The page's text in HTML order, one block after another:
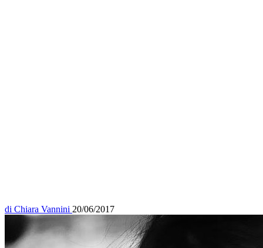
di Chiara Vannini 20/06/2017